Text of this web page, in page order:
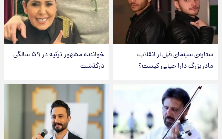
ستاره‌ی سینمای قبل از انقلاب،
مادربزرگ دارا حیایی کیست؟
خواننده مشهور ترکیه در ۵۹ سالگی
درگذشت